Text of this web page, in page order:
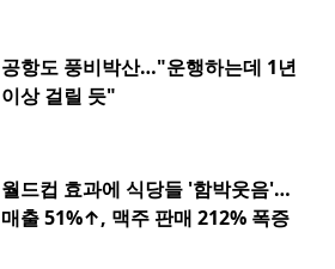
공항도 풍비박산…"운행하는데 1년
이상 걸릴 듯"
월드컵 효과에 식당들 '함박웃음'…
매출 51%↑, 맥주 판매 212% 폭증